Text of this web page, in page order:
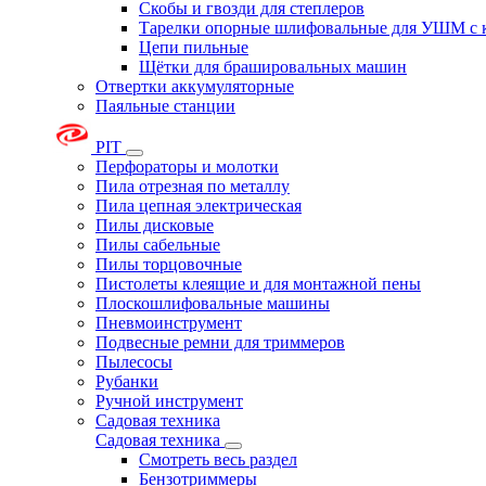
Скобы и гвозди для степлеров
Тарелки опорные шлифовальные для УШМ с
Цепи пильные
Щётки для брашировальных машин
Отвертки аккумуляторные
Паяльные станции
PIT
Перфораторы и молотки
Пила отрезная по металлу
Пила цепная электрическая
Пилы дисковые
Пилы сабельные
Пилы торцовочные
Пистолеты клеящие и для монтажной пены
Плоскошлифовальные машины
Пневмоинструмент
Подвесные ремни для триммеров
Пылесосы
Рубанки
Ручной инструмент
Садовая техника
Садовая техника
Смотреть весь раздел
Бензотриммеры